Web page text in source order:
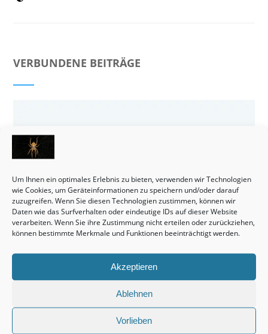
Um Ihnen ein optimales Erlebnis zu bieten, verwenden wir Technologien
wie Cookies, um Geräteinformationen zu speichern und/oder darauf
zuzugreifen. Wenn Sie diesen Technologien zustimmen, können wir
Daten wie das Surfverhalten oder eindeutige IDs auf dieser Website
verarbeiten. Wenn Sie ihre Zustimmung nicht erteilen oder zurückziehen,
können bestimmte Merkmale und Funktionen beeinträchtigt werden.
Akzeptieren
Ablehnen
Vorlieben
VERBUNDENE BEITRÄGE
Häuser bleiben tatsächlich eine wirklich interessante Sache.